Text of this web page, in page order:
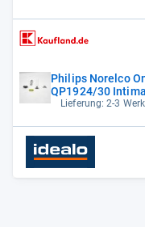
Philips Norelco
QP1924/30
Lieferung: 2-3